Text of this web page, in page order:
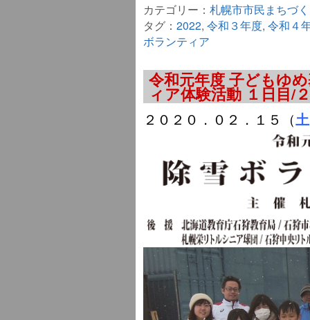
カテゴリー： 札幌市市民まちづ
タグ： 2022, 令和３年度, 令和４
ボランティア
令和元年度 子どもゆ
ィア体験活動 １日目/
２０２０．０２．１５（土